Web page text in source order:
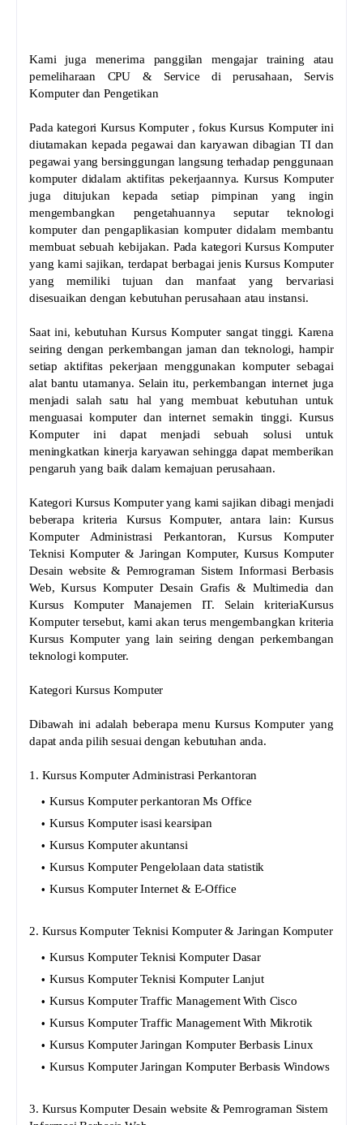
Kami juga menerima panggilan mengajar training atau
pemeliharaan CPU & Service di perusahaan, Servis
Komputer dan Pengetikan
Pada kategori Kursus Komputer , fokus Kursus Komputer ini
diutamakan kepada pegawai dan karyawan dibagian TI dan
pegawai yang bersinggungan langsung terhadap penggunaan
komputer didalam aktifitas pekerjaannya. Kursus Komputer
juga ditujukan kepada setiap pimpinan yang ingin
mengembangkan pengetahuannya seputar teknologi
komputer dan pengaplikasian komputer didalam membantu
membuat sebuah kebijakan. Pada kategori Kursus Komputer
yang kami sajikan, terdapat berbagai jenis Kursus Komputer
yang memiliki tujuan dan manfaat yang bervariasi
disesuaikan dengan kebutuhan perusahaan atau instansi.
Saat ini, kebutuhan Kursus Komputer sangat tinggi. Karena
seiring dengan perkembangan jaman dan teknologi, hampir
setiap aktifitas pekerjaan menggunakan komputer sebagai
alat bantu utamanya. Selain itu, perkembangan internet juga
menjadi salah satu hal yang membuat kebutuhan untuk
menguasai komputer dan internet semakin tinggi. Kursus
Komputer ini dapat menjadi sebuah solusi untuk
meningkatkan kinerja karyawan sehingga dapat memberikan
pengaruh yang baik dalam kemajuan perusahaan.
Kategori Kursus Komputer yang kami sajikan dibagi menjadi
beberapa kriteria Kursus Komputer, antara lain: Kursus
Komputer Administrasi Perkantoran, Kursus Komputer
Teknisi Komputer & Jaringan Komputer, Kursus Komputer
Desain website & Pemrograman Sistem Informasi Berbasis
Web, Kursus Komputer Desain Grafis & Multimedia dan
Kursus Komputer Manajemen IT. Selain kriteriaKursus
Komputer tersebut, kami akan terus mengembangkan kriteria
Kursus Komputer yang lain seiring dengan perkembangan
teknologi komputer.
Kategori Kursus Komputer
Dibawah ini adalah beberapa menu Kursus Komputer yang
dapat anda pilih sesuai dengan kebutuhan anda.
1. Kursus Komputer Administrasi Perkantoran
Kursus Komputer perkantoran Ms Office
Kursus Komputer isasi kearsipan
Kursus Komputer akuntansi
Kursus Komputer Pengelolaan data statistik
Kursus Komputer Internet & E-Office
2. Kursus Komputer Teknisi Komputer & Jaringan Komputer
Kursus Komputer Teknisi Komputer Dasar
Kursus Komputer Teknisi Komputer Lanjut
Kursus Komputer Traffic Management With Cisco
Kursus Komputer Traffic Management With Mikrotik
Kursus Komputer Jaringan Komputer Berbasis Linux
Kursus Komputer Jaringan Komputer Berbasis Windows
3. Kursus Komputer Desain website & Pemrograman Sistem